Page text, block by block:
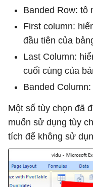
Banded Row: tô
First column:
đầu tiên của
Last Column:
cuối cùng của
Banded
Một số tùy chọn đã
muốn sử dụng tùy
tích để không sử